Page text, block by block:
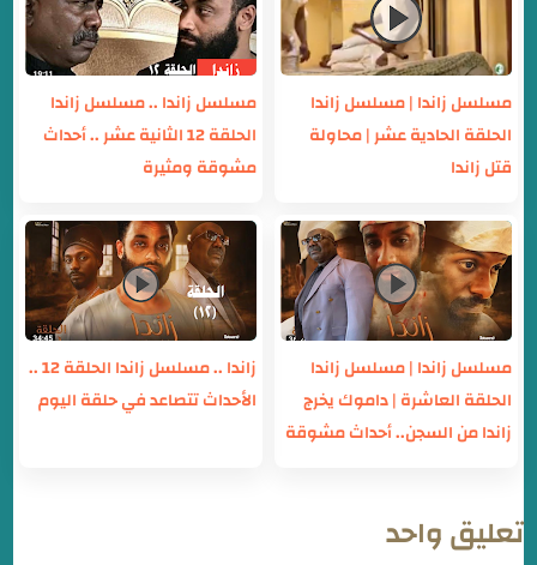
مسلسل زاندا | مسلسل زاندا
الحلقة الحادية عشر | محاولة
قتل زاندا
مسلسل زاندا .. مسلسل زاندا
الحلقة 12 الثانية عشر .. أحداث
مشوقة ومثيرة
مسلسل زاندا | مسلسل زاندا
الحلقة العاشرة | داموك يخرج
زاندا من السجن.. أحداث مشوقة
زاندا .. مسلسل زاندا الحلقة 12 ..
الأحداث تتصاعد في حلقة اليوم
تعليق واحد